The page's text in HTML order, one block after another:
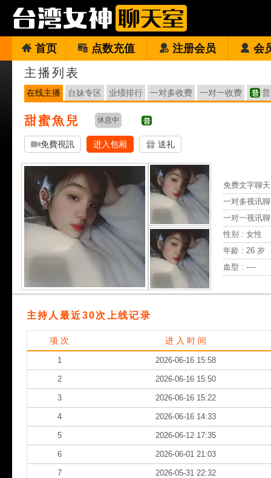
首页 点数充值 注册会员 会
主播列表
在线主播 台妹专区 业绩排行 一对多收费 一对一收费
甜蜜魚兒 休息中
免費視訊 进入包厢 送礼
免费文字聊
一对多视讯
一对一视讯
性别 : 女性
年龄 : 26 岁
血型 : ----
主持人最近30次上线记录
项 次 进 入 时 间
1 2026-06-16 15:58
2 2026-06-16 15:50
3 2026-06-16 15:22
4 2026-06-16 14:33
5 2026-06-12 17:35
6 2026-06-01 21:03
7 2026-05-31 22:32